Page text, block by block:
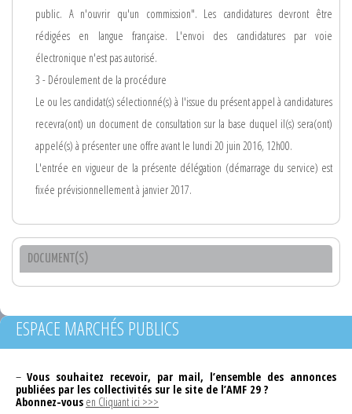
public. A n'ouvrir qu'un commission". Les candidatures devront être
rédigées en langue française. L'envoi des candidatures par voie
électronique n'est pas autorisé.
3 - Déroulement de la procédure
Le ou les candidat(s) sélectionné(s) à l'issue du présent appel à candidatures
recevra(ont) un document de consultation sur la base duquel il(s) sera(ont)
appelé(s) à présenter une offre avant le lundi 20 juin 2016, 12h00.
L'entrée en vigueur de la présente délégation (démarrage du service) est
fixée prévisionnellement à janvier 2017.
DOCUMENT(S)
ESPACE MARCHÉS PUBLICS
– Vous souhaitez recevoir, par mail, l’ensemble des annonces
publiées par les collectivités sur le site de l’AMF 29 ?
Abonnez-vous en Cliquant ici >>>